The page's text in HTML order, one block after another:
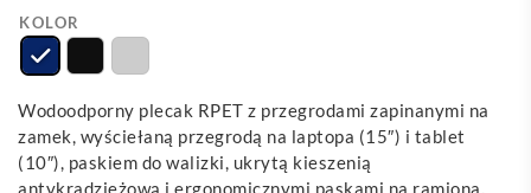
KOLOR
Wodoodporny plecak RPET z przegrodami zapinanymi na
zamek, wyściełaną przegrodą na laptopa (15″) i tablet
(10″), paskiem do walizki, ukrytą kieszenią
antykradzieżową i ergonomicznymi paskami na ramiona.